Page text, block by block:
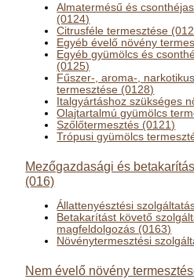
Almatermésű és
(0124)
Citrusféle termesztése
Egyéb évelő növény
Egyéb gyümölcs és
(0125)
Fűszer-, aroma-,
termesztése (0128)
Italgyártáshoz szükséges
Olajtartalmú gyümölcs
Szőlőtermesztés (0121)
Trópusi gyümölcs
Mezőgazdasági és
(016)
Állattenyésztési
Betakarítást követő
magfeldolgozás (0163)
Növénytermesztési
Nem évelő növény